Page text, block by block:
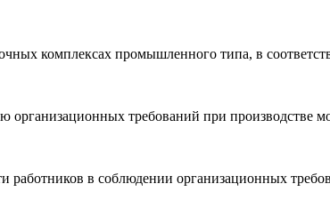
комплексах промышленного типа, в
организационных требований при производстве
работников в соблюдении организационных